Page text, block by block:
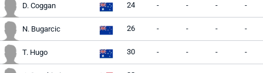
D. Coggan 24 - - - -
N. Bugarcic 26 - - - -
T. Hugo 30 - - - -